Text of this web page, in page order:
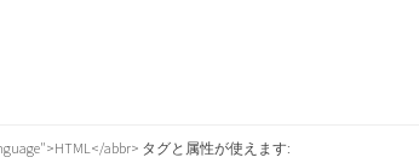
abbr> タグと属性が使えます: